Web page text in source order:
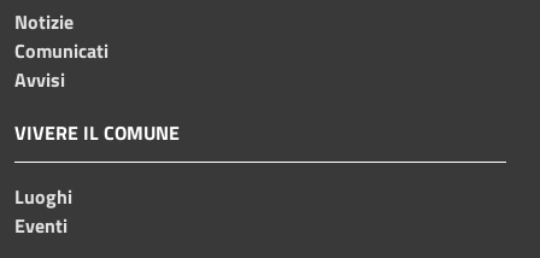
Notizie
Comunicati
Avvisi
VIVERE IL COMUNE
Luoghi
Eventi